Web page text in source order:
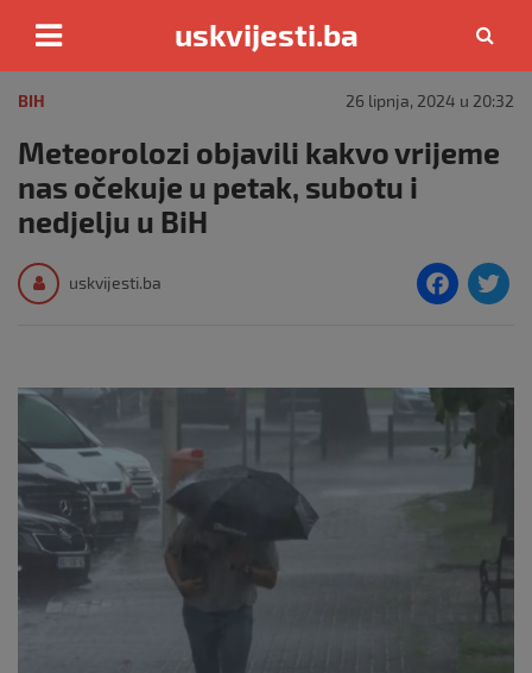
content
uskvijesti.ba
BIH 26 lipnja, 2024 u 20:32
Meteorolozi objavili kakvo vrijeme
nas očekuje u petak, subotu i
nedjelju u BiH
uskvijesti.ba
F
e
b
o